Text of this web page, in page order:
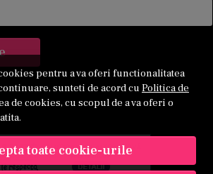
pentru a va oferi functionalitatea
sunteti de acord cu Politica de
de cookies, cu scopul de a va oferi o
toate cookie-urile